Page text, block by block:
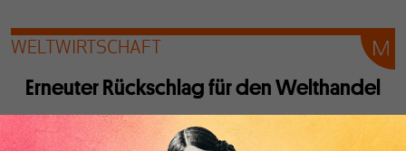
WELTWIRTSCHAFT
Erneuter Rückschlag für den Welthandel
VonJomo Kwame Sundaramund Anis Chowdhury